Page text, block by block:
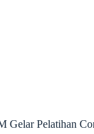
Gelar Pelatihan